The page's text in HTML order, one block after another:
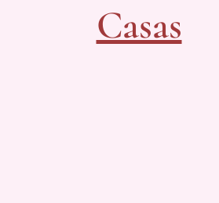
Casas